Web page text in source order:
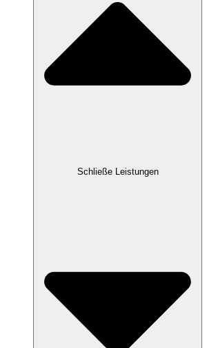
Schließe Leistungen